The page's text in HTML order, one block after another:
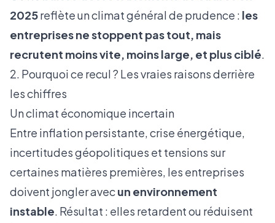
2025reflète un climat général de prudence : les
entreprises ne stoppent pas tout, mais
recrutent moins vite, moins large, et plus ciblé.
2. Pourquoi ce recul ? Les vraies raisons derrière
les chiffres
Un climat économique incertain
Entre inflation persistante, crise énergétique,
incertitudes géopolitiques et tensions sur
certaines matières premières, les entreprises
doivent jongler avecun environnement
instable. Résultat : elles retardent ou réduisent